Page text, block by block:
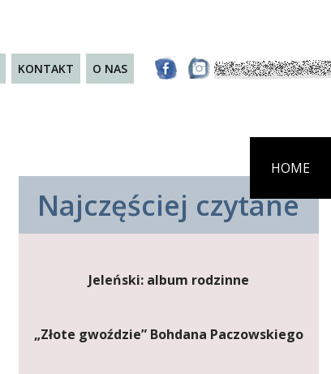
KONTAKT O NAS
HOME
Najczęściej czytane
Jeleński: album rodzinne
„Złote gwoździe” Bohdana Paczowskiego